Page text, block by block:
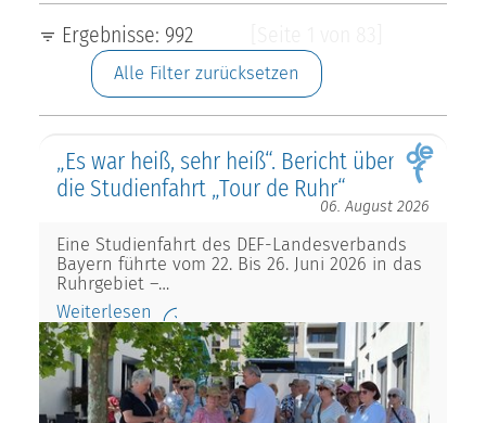
Ergebnisse: 992
Alle Filter zurücksetzen
„Es war heiß, sehr heiß“. Bericht über
die Studienfahrt „Tour de Ruhr“
06. August 2026
Eine Studienfahrt des DEF-Landesverbands
Bayern führte vom 22. Bis 26. Juni 2026 in das
Ruhrgebiet –…
Weiterlesen